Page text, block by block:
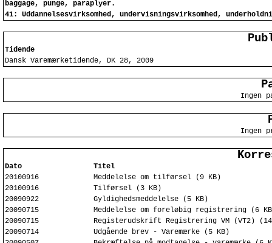
baggage, punge, paraplyer.
41: Uddannelsesvirksomhed, undervisningsvirksomhed,
Tidende
Dansk Varemærketidende, DK 28, 2009
Ingen
Ingen
Dato
Titel
20100916
Meddelelse om tilførsel (9 KB)
20100916
Tilførsel (3 KB)
20090922
Gyldighedsmeddelelse (5 KB)
20090715
Meddelelse om foreløbig registrering (6
20090715
Registerudskrift Registrering VM (VT2)
20090714
Udgående brev - Varemærke (5 KB)